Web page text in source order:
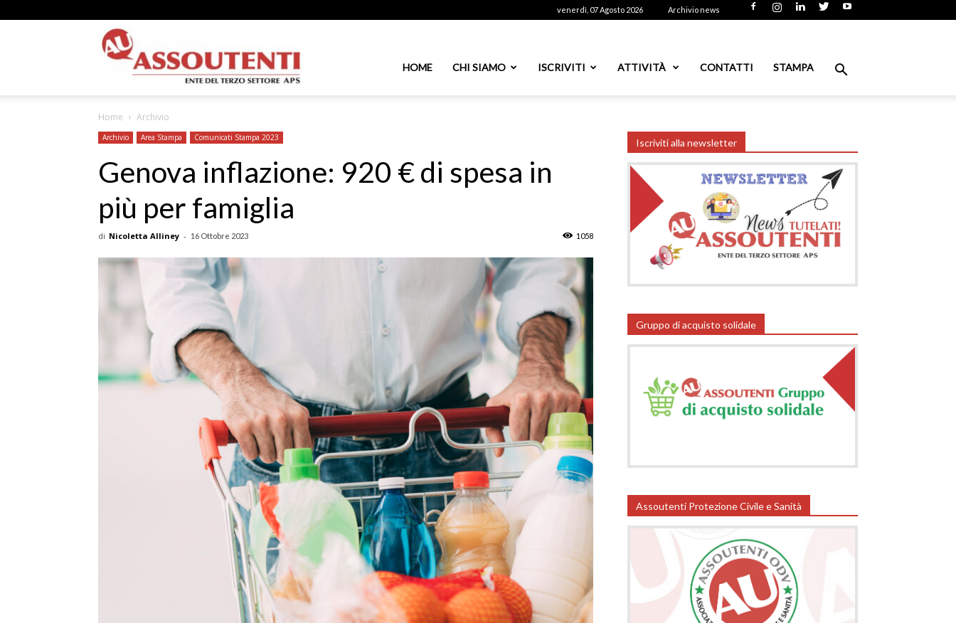
venerdì, 07 Agosto 2026 Archivio news
i
diritti
dei
HOME CHI SIAMO ISCRIVITI ATTIVITÀ CONTATTI STAMPA
Home Archivio
Archivio Area Stampa Comunicati Stampa 2023
Genova inflazione: 920 € di spesa in
più per famiglia
di Nicoletta Alliney - 16 Ottobre 2023 1058
Iscriviti alla newsletter
Gruppo di acquisto solidale
Assoutenti Protezione Civile e Sanità